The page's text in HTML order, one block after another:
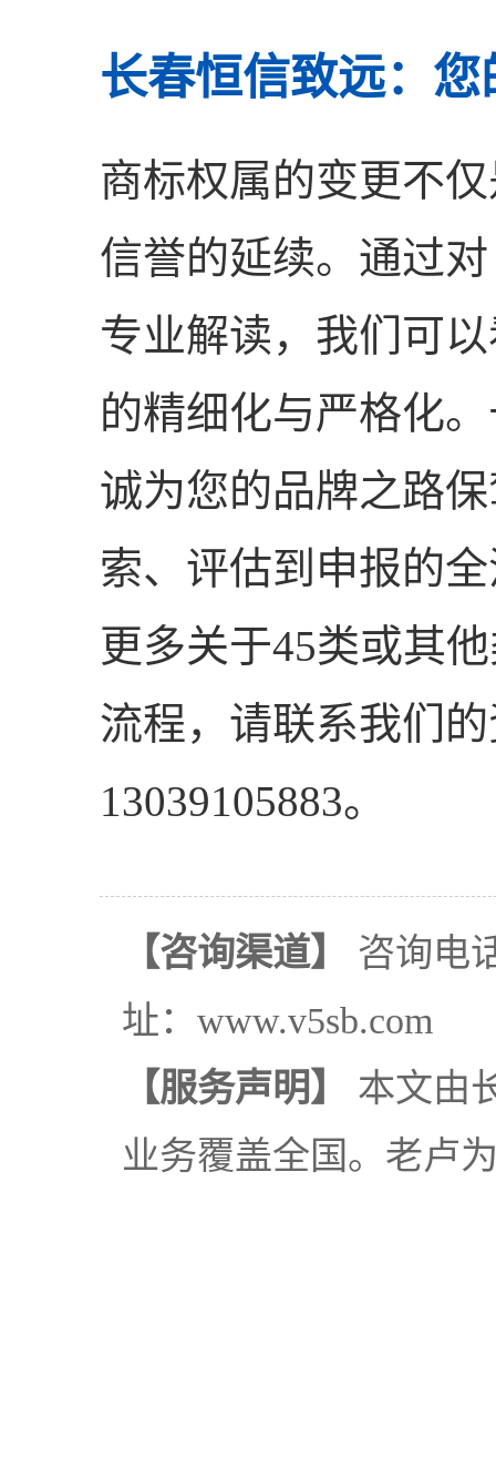
长春恒信致远：
商标权属的变更不
信誉的延续。通过
专业解读，我们可
的精细化与严格化
诚为您的品牌之路
索、评估到申报的
更多关于45类或其
流程，请联系我们
13039105883。
【咨询渠道】
咨询电
址：www.v5sb.com
【服务声明】
本文由
业务覆盖全国。老卢